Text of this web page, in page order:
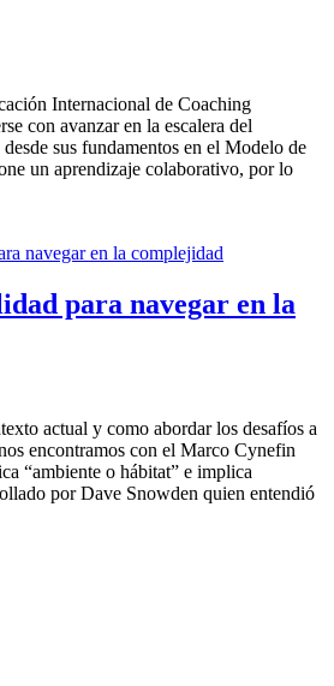
Internacional de Coaching
con avanzar en la escalera del
sus fundamentos en el Modelo de
un aprendizaje colaborativo, por lo
para navegar en la
actual y como abordar los desafíos a
encontramos con el Marco Cynefin
“ambiente o hábitat” e implica
por Dave Snowden quien entendió